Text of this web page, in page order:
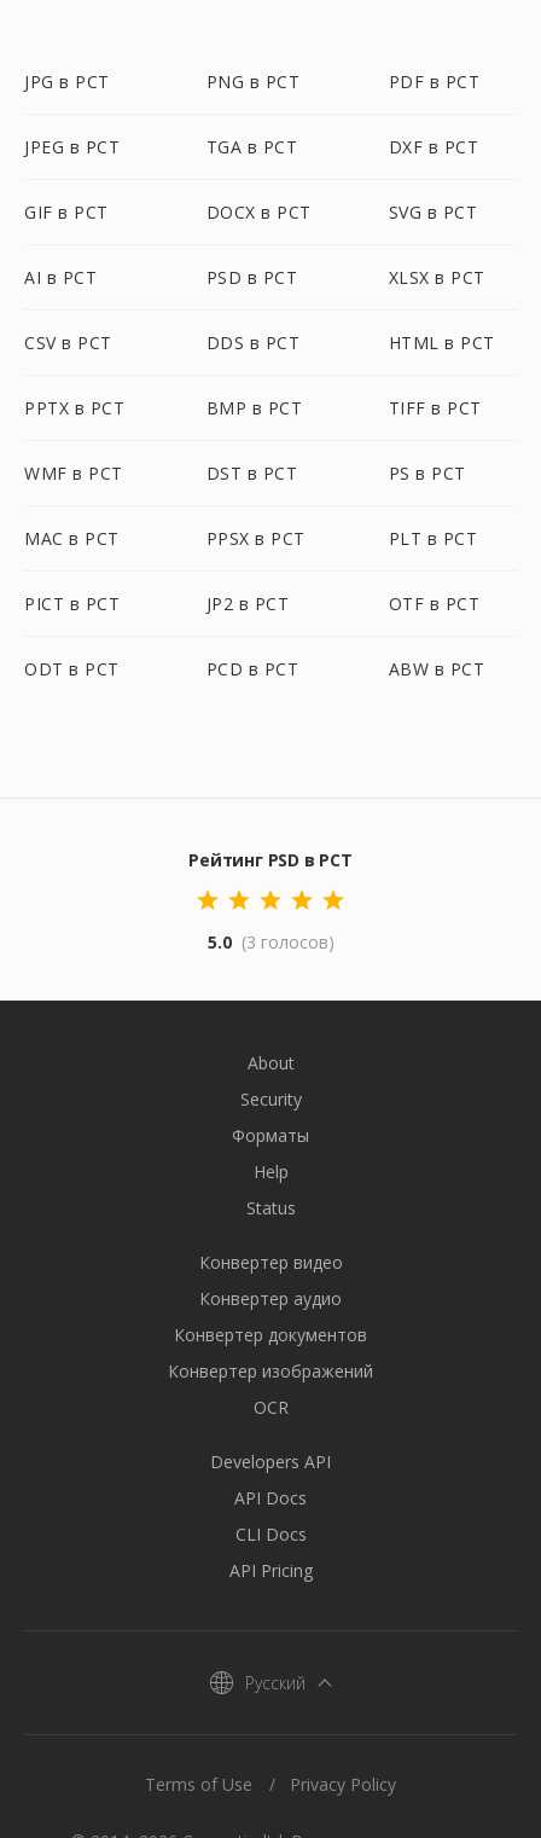
JPG в PCT PNG в PCT PDF в PCT
JPEG в PCT TGA в PCT DXF в PCT
GIF в PCT DOCX в PCT SVG в PCT
AI в PCT PSD в PCT XLSX в PCT
CSV в PCT DDS в PCT HTML в PCT
PPTX в PCT BMP в PCT TIFF в PCT
WMF в PCT DST в PCT PS в PCT
MAC в PCT PPSX в PCT PLT в PCT
PICT в PCT JP2 в PCT OTF в PCT
ODT в PCT PCD в PCT ABW в PCT
Рейтинг PSD в PCT
5.0 (3 голосов)
About
Security
Форматы
Help
Status
Конвертер видео
Конвертер аудио
Конвертер документов
Конвертер изображений
OCR
Developers API
API Docs
CLI Docs
API Pricing
Русский
Terms of Use Privacy Policy